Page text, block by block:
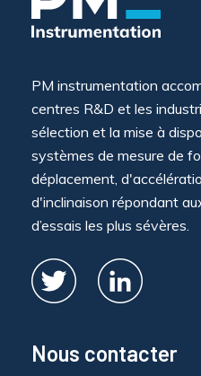
PM instrumentation
centres R&D et les
sélection et la mise à
systèmes de mesure de
déplacement,
d'inclinaison répondant
d’essais les plus sévères.
Nous contacter